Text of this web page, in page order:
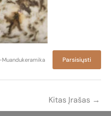
Parsisiųsti
Kitas Įrašas →